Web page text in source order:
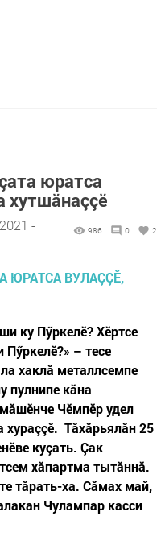
юратса
хутшăнаççӗ
-
986 0 2
ку Пӳркелӗ? Хӗртсе
Пӳркелӗ?» – тесе
хаклă металлсемпе
пулнипе кăна
Чӗмпӗр удел
хураççӗ. Тăхăрьялăн 25
куçать. Çак
хăпартма тытăннă.
тăрать-ха. Сăмах май,
Чулампар касси